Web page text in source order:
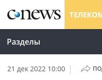
Разделы
21 дек 2022 10:00 |